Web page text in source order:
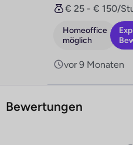
€ 25 - € 150/
Homeoffice
möglich
vor 9 Monaten
Bewertungen